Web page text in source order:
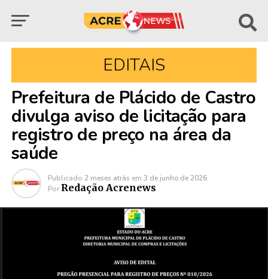
EDITAIS
Prefeitura de Plácido de Castro
divulga aviso de licitação para
registro de preço na área da
saúde
Publicado 2 meses atrás em 3 de junho de 2026
Por Redação Acrenews